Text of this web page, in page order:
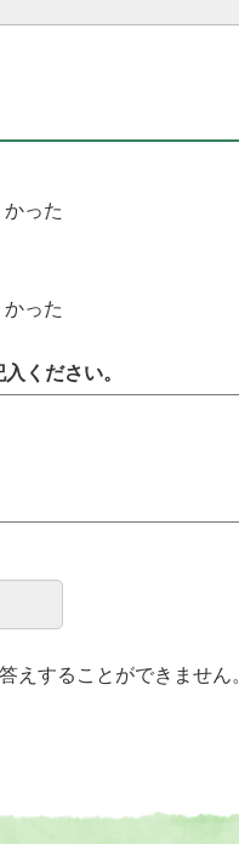
った
かった
ください。
えすることができません